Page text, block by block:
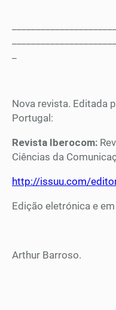
Nova revista. Editada
Portugal:
Revista Iberocom:
Ciências da
http://issuu.com/
Edição eletrónica e
Arthur Barroso.